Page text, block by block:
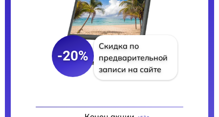
-20%
Скидка по
предварительной
записи на сайте